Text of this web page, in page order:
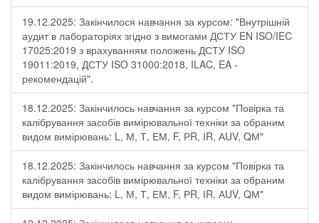
19.12.2025: Закінчилося навчання за курсом: "Внутрішній
аудит в лабораторіях згідно з вимогами ДСТУ EN ISO/IEC
17025:2019 з врахуванням положень ДСТУ ISO
19011:2019, ДСТУ ISO 31000:2018, ILAC, EA -
рекомендацій".
18.12.2025: Закінчилось навчання за курсом "Повірка та
калібрування засобів вимірювальної техніки за обраним
видом вимірювань: L, М, Т, ЕМ, F, РR, ІR, АUV, QМ"
18.12.2025: Закінчилось навчання за курсом "Повірка та
калібрування засобів вимірювальної техніки за обраним
видом вимірювань: L, М, Т, ЕМ, F, РR, ІR, АUV, QМ"